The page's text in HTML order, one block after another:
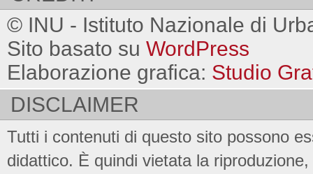
© INU - Istituto Nazionale di
Sito basato su WordPress
Elaborazione grafica: Studio
DISCLAIMER
Tutti i contenuti di questo sito possono
didattico. È quindi vietata la